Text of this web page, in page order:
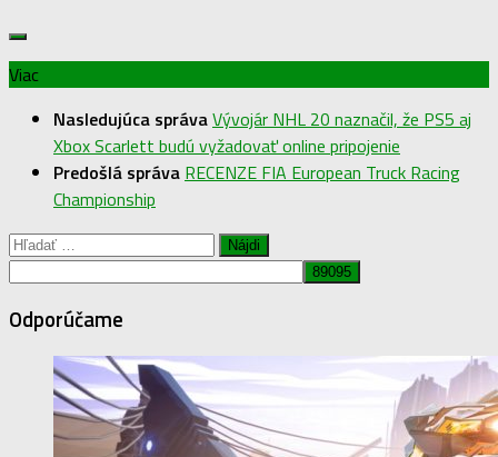
Viac
Nasledujúca správaVývojár NHL 20 naznačil, že PS5 aj
Xbox Scarlett budú vyžadovať online pripojenie
Predošlá správa RECENZE FIA European Truck Racing
Championship
Hľadať:
Odporúčame